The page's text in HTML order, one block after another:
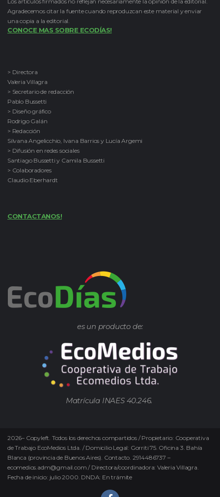
Agradecemos citar la fuente cuando reproduzcan este material y enviar
una copia a la editorial.
CONOCE MAS SOBRE ECODÍAS!
> Directora
Valeria Villagra
> Secretario de redacción
Pablo Bussetti
> Diseño gráfico
Rodrigo Galán
> Redacción
Silvana Angelicchio, Ivana Barrios y Lucía Argemi
> Difusión en redes sociales
Santiago Bussetti y Camila Bussetti
> Colaboradores
Claudio Eberhardt
CONTACTANOS!
es un producto de:
Matrícula INAES 40.246.
2026– Copyleft. Todos los derechos compartidos / Propietario: Cooperativa
de Trabajo EcoMedios Ltda. / Domicilio Legal: Gorriti 75. Oficina 3. Bahía
Blanca (provincia de Buenos Aires). Contacto. 2914486737 –
ecomedios.adm@gmail.com / Directora/coordinadora: Valeria Villagra.
Fecha de inicio: julio 2000. DNDA: En trámite